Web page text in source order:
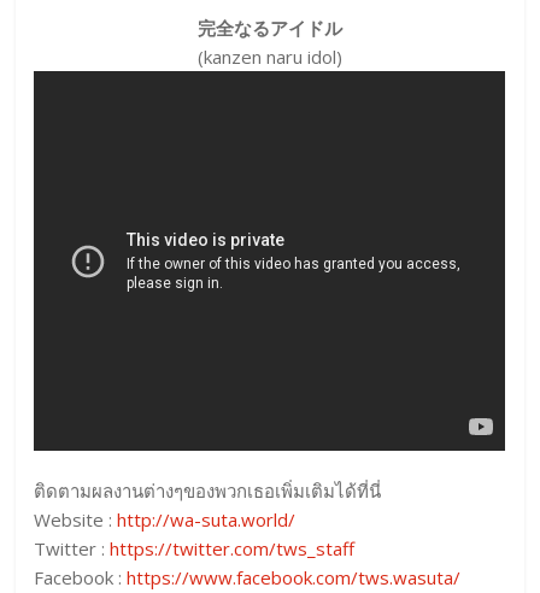
完全なるアイドル
(kanzen naru idol)
ติดตามผลงานต่างๆของพวกเธอเพิ่มเติมได้ที่นี่
Website :http://wa-suta.world/
Twitter :https://twitter.com/tws_staff
Facebook :https://www.facebook.com/tws.wasuta/